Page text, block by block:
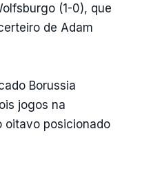
(1-0), que
de Adam
Borussia
jogos na
oitavo posicionado